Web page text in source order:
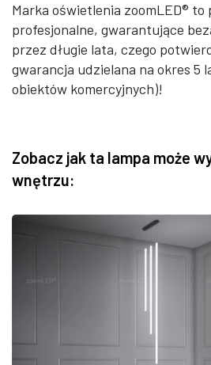
Marka oświetlenia zoomLED®
profesjonalne, gwarantujące
przez długie lata, czego
gwarancja udzielana na okres 5
obiektów komercyjnych)!
Zobacz jak ta lampa może
wnętrzu: